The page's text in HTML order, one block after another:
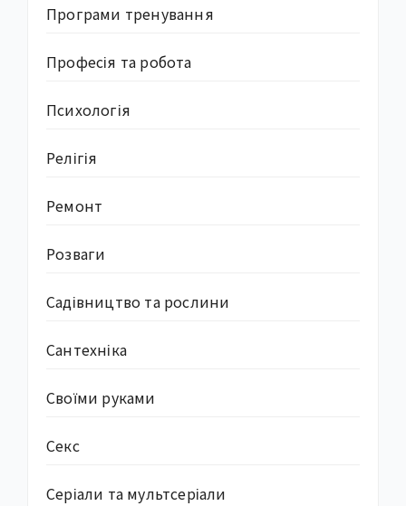
Програми тренування
Професія та робота
Психологія
Релігія
Ремонт
Розваги
Садівництво та рослини
Сантехніка
Своїми руками
Секс
Серіали та мультсеріали